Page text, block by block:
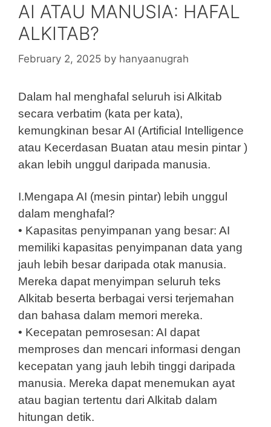
AI ATAU MANUSIA: HAFAL
ALKITAB?
February 2, 2025 by hanyaanugrah
Dalam hal menghafal seluruh isi Alkitab
secara verbatim (kata per kata),
kemungkinan besar AI (Artificial Intelligence
atau Kecerdasan Buatan atau mesin pintar )
akan lebih unggul daripada manusia.
I.Mengapa AI (mesin pintar) lebih unggul
dalam menghafal?
• Kapasitas penyimpanan yang besar: AI
memiliki kapasitas penyimpanan data yang
jauh lebih besar daripada otak manusia.
Mereka dapat menyimpan seluruh teks
Alkitab beserta berbagai versi terjemahan
dan bahasa dalam memori mereka.
• Kecepatan pemrosesan: AI dapat
memproses dan mencari informasi dengan
kecepatan yang jauh lebih tinggi daripada
manusia. Mereka dapat menemukan ayat
atau bagian tertentu dari Alkitab dalam
hitungan detik.